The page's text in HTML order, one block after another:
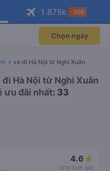
ngay!
viên độc
Mở app
máy bay qua
Mở app
1.878k -30k
Chọn ngày
xe đi Hà Nội từ Nghi Xuân
Hà Nội từ Nghi Xuân
ưu đãi nhất: 33
4.6
(516 đánh giá)